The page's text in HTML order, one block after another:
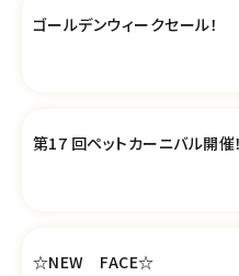
ゴールデンウィークセール！
第17 回ペットカーニバル開催！
☆NEW FACE☆